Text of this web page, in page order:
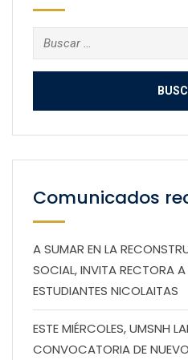
Buscar:
Comunicados
A SUMAR EN LA
SOCIAL, INVITA RECTORA A
ESTUDIANTES NICOLAITAS
ESTE MIÉRCOLES, UMSNH
CONVOCATORIA DE